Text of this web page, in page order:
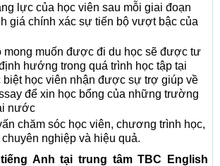
lực của học viên sau mỗi giai đoạn
giá chính xác sự tiến bộ vượt bậc của
mong muốn được đi du học sẽ được tư
hướng trong quá trình học tập tại
biệt học viên nhận được sự trợ giúp về
để xin học bổng của những trường
nước
chăm sóc học viên, chương trình học,
nghiệp và hiệu quả.
Anh tại trung tâm TBC English